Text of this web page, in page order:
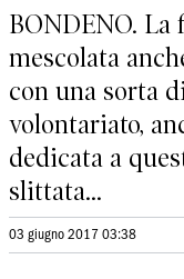
BONDENO. La
mescolata
con una sorta
volontariato,
dedicata a
slittata...
03 giugno 2017 03:38